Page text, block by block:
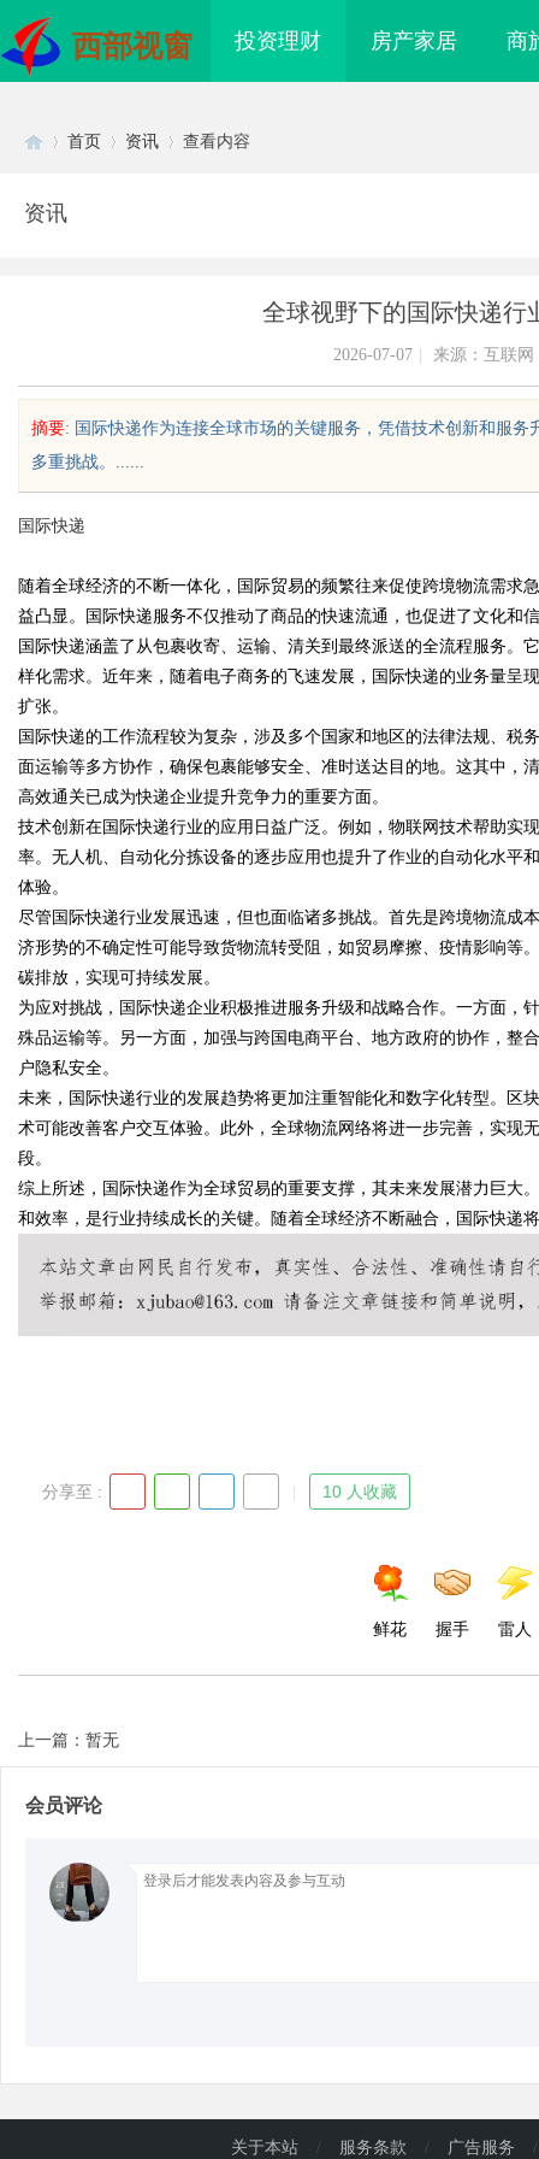
西部视窗 投资理财 房产家居 商
uz
!
Bo
首页 资讯 查看内容
资讯
全球视野下的国际快递行
2026-07-07 来源：互联网
摘要: 国际快递作为连接全球市场的关键服务，凭借技术创新和服
多重挑战。......
国际快递
随着全球经济的不断一体化，国际贸易的频繁往来促使跨境物流需求
益凸显。国际快递服务不仅推动了商品的快速流通，也促进了文化和
国际快递涵盖了从包裹收寄、运输、清关到最终派送的全流程服务。
样化需求。近年来，随着电子商务的飞速发展，国际快递的业务量呈
扩张。
国际快递的工作流程较为复杂，涉及多个国家和地区的法律法规、税
面运输等多方协作，确保包裹能够安全、准时送达目的地。这其中，
高效通关已成为快递企业提升竞争力的重要方面。
技术创新在国际快递行业的应用日益广泛。例如，物联网技术帮助实
率。无人机、自动化分拣设备的逐步应用也提升了作业的自动化水平
体验。
尽管国际快递行业发展迅速，但也面临诸多挑战。首先是跨境物流成
济形势的不确定性可能导致货物流转受阻，如贸易摩擦、疫情影响等
碳排放，实现可持续发展。
为应对挑战，国际快递企业积极推进服务升级和战略合作。一方面，
殊品运输等。另一方面，加强与跨国电商平台、地方政府的协作，整
户隐私安全。
未来，国际快递行业的发展趋势将更加注重智能化和数字化转型。区
术可能改善客户交互体验。此外，全球物流网络将进一步完善，实现
段。
综上所述，国际快递作为全球贸易的重要支撑，其未来发展潜力巨大
和效率，是行业持续成长的关键。随着全球经济不断融合，国际快递
分享至 : 10 人收藏
鲜花 握手 雷人
上一篇：暂无
会员评论
配眼镜
发体系全解析
关于本站 / 服务条款 / 广告服务 /